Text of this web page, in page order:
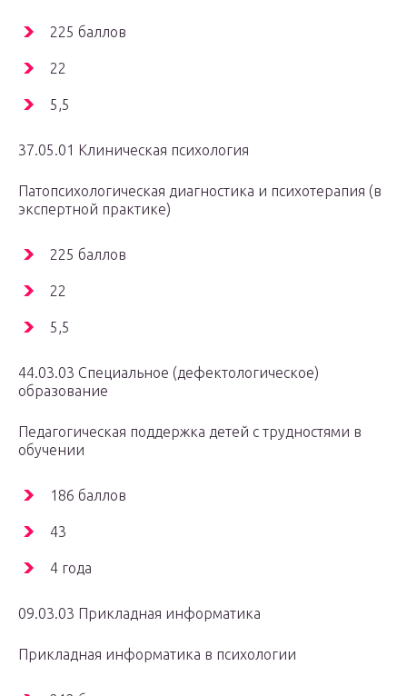
225 баллов
22
5,5
37.05.01 Клиническая психология
Патопсихологическая диагностика и психотерапия (в
экспертной практике)
225 баллов
22
5,5
44.03.03 Специальное (дефектологическое)
образование
Педагогическая поддержка детей с трудностями в
обучении
186 баллов
43
4 года
09.03.03 Прикладная информатика
Прикладная информатика в психологии